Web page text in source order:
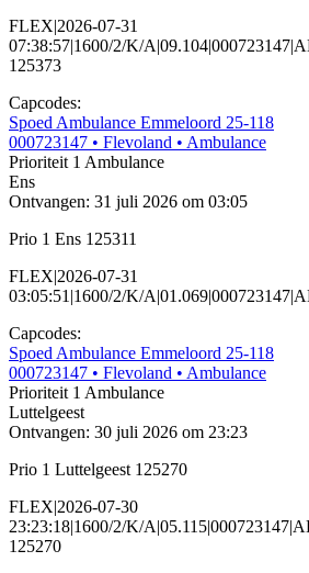
FLEX|2026-07-31
07:38:57|1600/2/K/
125373
Capcodes:
Spoed Ambulance Emmeloord 25-118
000723147 • Flevoland • Ambulance
Prioriteit 1 Ambulance
Ens
Ontvangen: 31 juli 2026 om 03:05
Prio 1 Ens 125311
FLEX|2026-07-31
03:05:51|1600/2/K/
Capcodes:
Spoed Ambulance Emmeloord 25-118
000723147 • Flevoland • Ambulance
Prioriteit 1 Ambulance
Luttelgeest
Ontvangen: 30 juli 2026 om 23:23
Prio 1 Luttelgeest 125270
FLEX|2026-07-30
23:23:18|1600/2/K/
125270